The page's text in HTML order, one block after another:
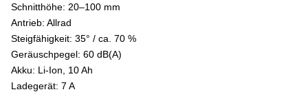
Schnitthöhe: 20–100 mm
Antrieb: Allrad
Steigfähigkeit: 35° / ca. 70 %
Geräuschpegel: 60 dB(A)
Akku: Li-Ion, 10 Ah
Ladegerät: 7 A